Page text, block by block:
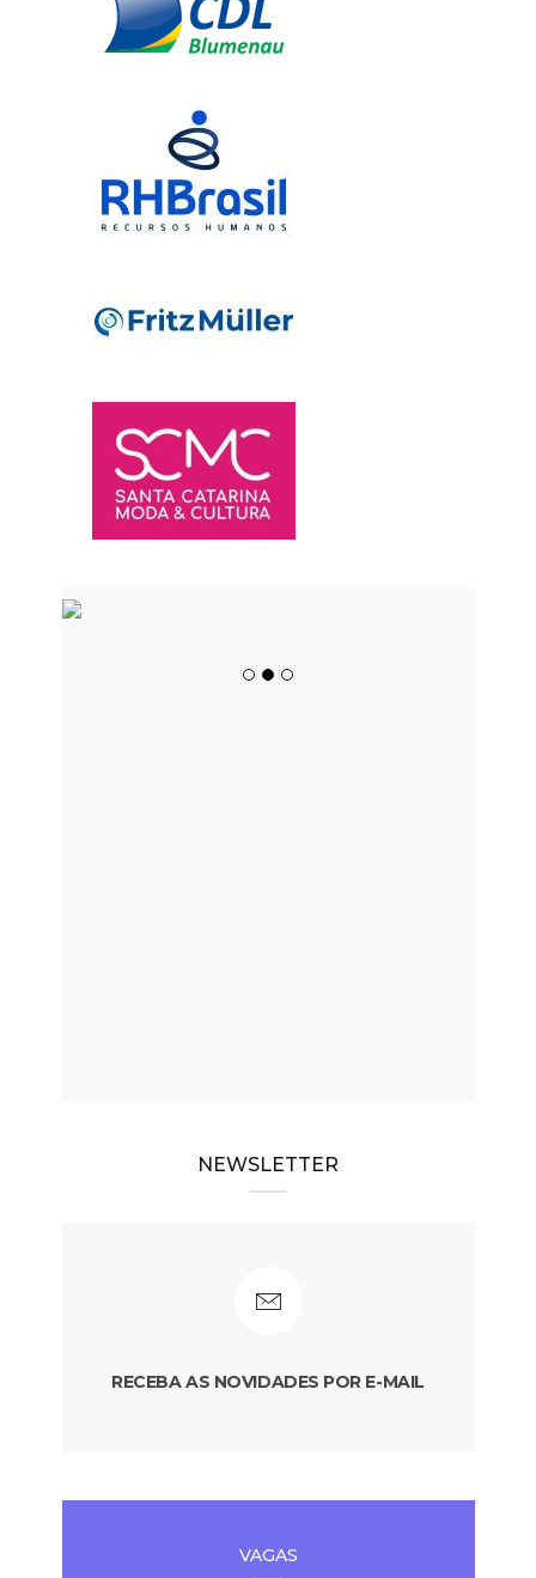
NEWSLETTER
RECEBA AS NOVIDADES POR E-MAIL
VAGAS